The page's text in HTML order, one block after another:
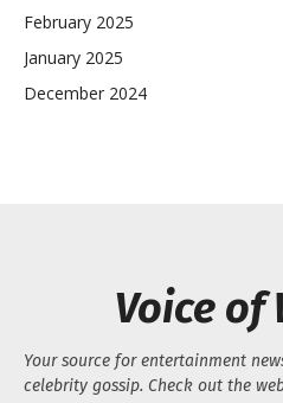
February 2025
January 2025
December 2024
Voice of
Your source for entertainment
celebrity gossip. Check out the